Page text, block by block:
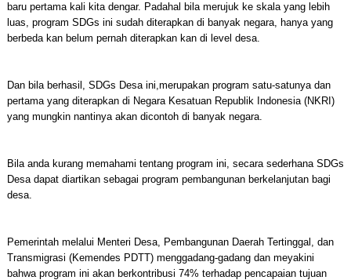
baru pertama kali kita dengar. Padahal bila merujuk ke skala yang lebih
luas, program SDGs ini sudah diterapkan di banyak negara, hanya yang
berbeda kan belum pernah diterapkan kan di level desa.
Dan bila berhasil, SDGs Desa ini,merupakan program satu-satunya dan
pertama yang diterapkan di Negara Kesatuan Republik Indonesia (NKRI)
yang mungkin nantinya akan dicontoh di banyak negara.
Bila anda kurang memahami tentang program ini, secara sederhana SDGs
Desa dapat diartikan sebagai program pembangunan berkelanjutan bagi
desa.
Pemerintah melalui Menteri Desa, Pembangunan Daerah Tertinggal, dan
Transmigrasi (Kemendes PDTT) menggadang-gadang dan meyakini
bahwa program ini akan berkontribusi 74% terhadap pencapaian tujuan